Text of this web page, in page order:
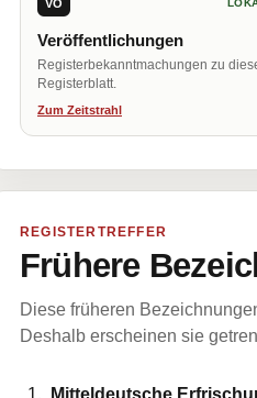
VÖ
Veröffentlichungen
Registerbekanntmachungen zu
Registerblatt.
Zum Zeitstrahl
REGISTERTREFFER
Frühere
Diese früheren
Deshalb erscheinen sie
Mitteldeutsche